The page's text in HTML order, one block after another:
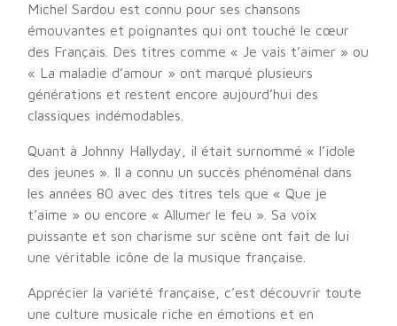
Michel Sardou est connu pour ses chansons
émouvantes et poignantes qui ont touché le cœur
des Français. Des titres comme « Je vais t’aimer » ou
« La maladie d’amour » ont marqué plusieurs
générations et restent encore aujourd’hui des
classiques indémodables.
Quant à Johnny Hallyday, il était surnommé « l’idole
des jeunes ». Il a connu un succès phénoménal dans
les années 80 avec des titres tels que « Que je
t’aime » ou encore « Allumer le feu ». Sa voix
puissante et son charisme sur scène ont fait de lui
une véritable icône de la musique française.
Apprécier la variété française, c’est découvrir toute
une culture musicale riche en émotions et en